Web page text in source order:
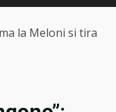
la Meloni si tira